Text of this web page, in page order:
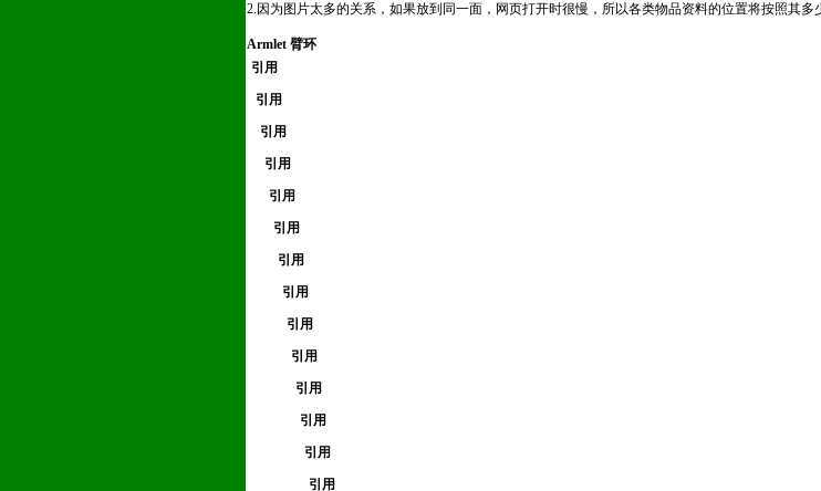
2.因为图片太多的关系，如果放到同一面，网页打开时很慢，所以各类物品资料的位置将按照其多
Armlet 臂环
引用
引用
引用
引用
引用
引用
引用
引用
引用
引用
引用
引用
引用
引用